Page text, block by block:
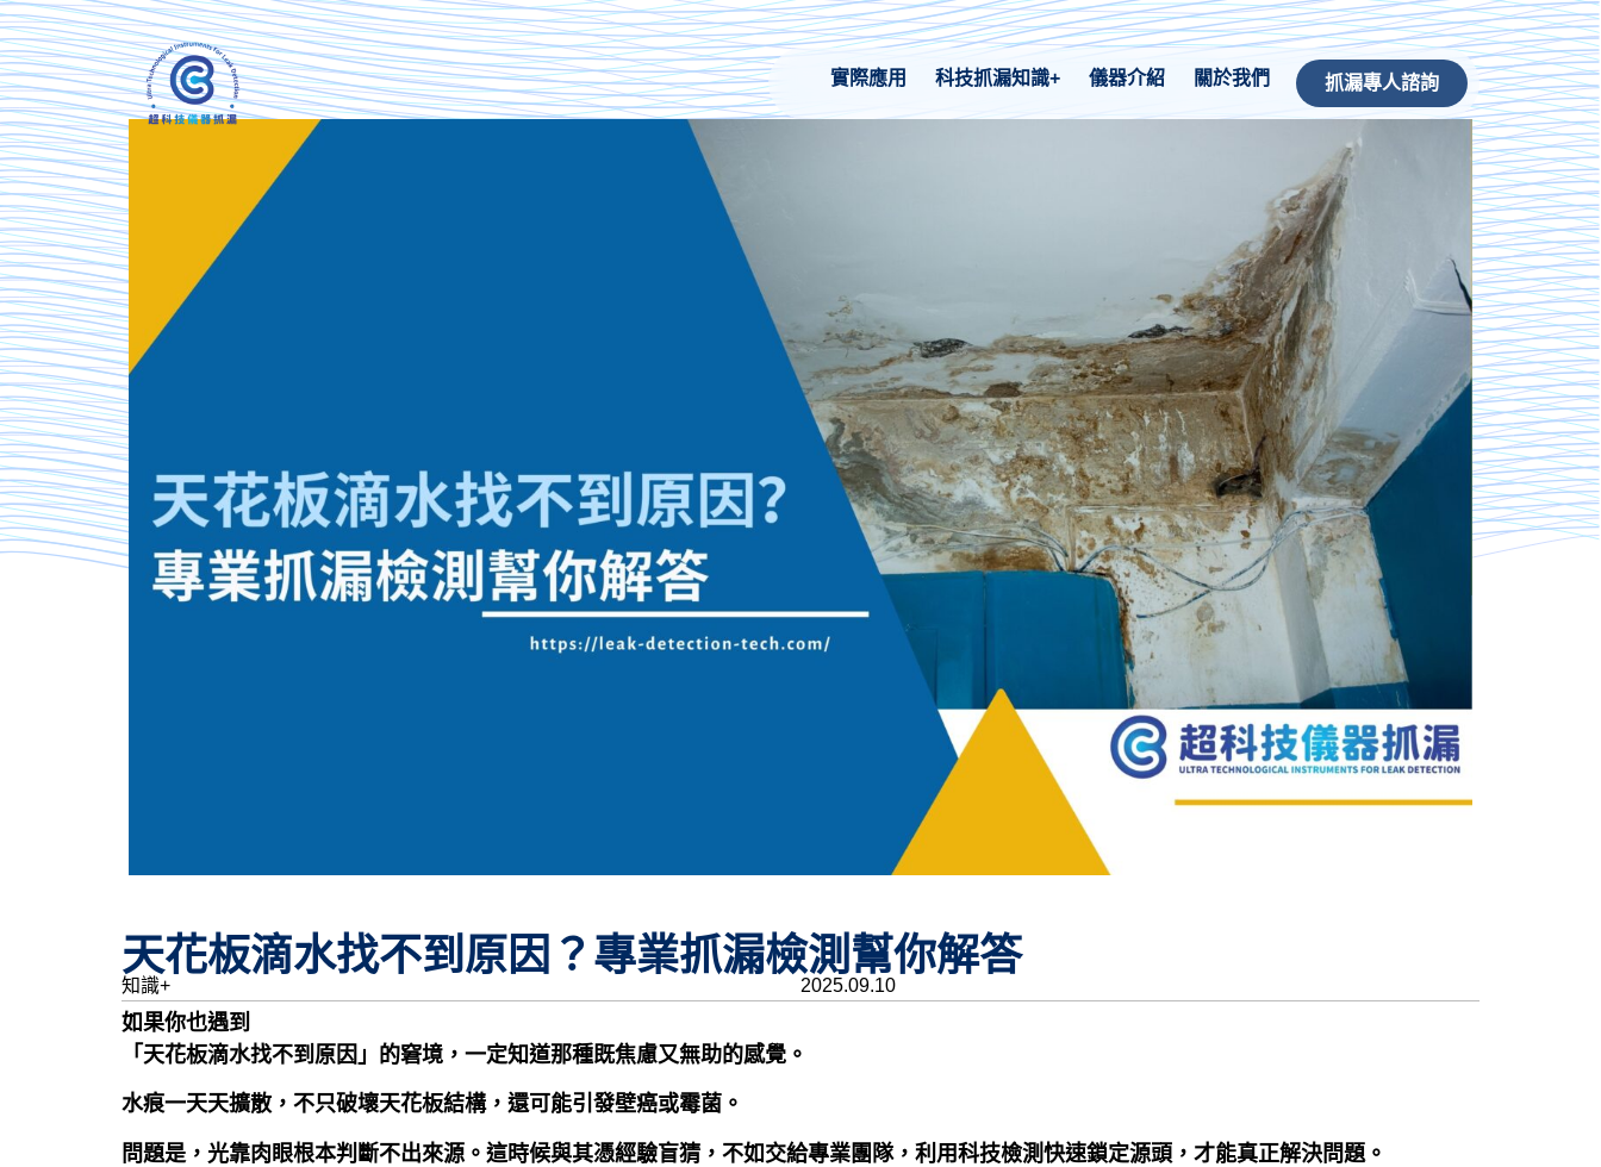
實際應用 科技抓漏知識+ 儀器介紹 關於我們 抓漏專人諮詢
天花板滴水找不到原因？專業抓漏檢測幫你解答
知識+ 2025.09.10
如果你也遇到
「 天花板滴水找不到原因 」的窘境，一定知道那種既焦慮又無助的感覺。
水痕一天天擴散，不只破壞天花板結構，還可能引發壁癌或霉菌。
問題是，光靠肉眼根本判斷不出來源。這時候與其憑經驗盲猜，不如交給專業團隊，利用科技檢測快速鎖定源頭，才能真正解決問題。